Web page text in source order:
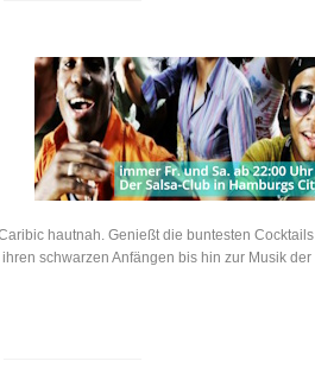
hautnah. Genießt die buntesten Cocktails
schwarzen Anfängen bis hin zur Musik der